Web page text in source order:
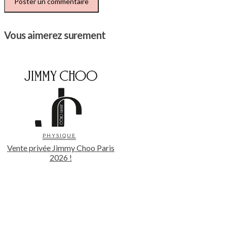
Vous aimerez surement
PHYSIQUE
Vente privée Jimmy Choo Paris
2026 !